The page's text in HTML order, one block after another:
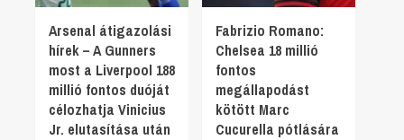
Arsenal átigazolási
hírek – A Gunners
most a Liverpool 188
millió fontos duóját
célozhatja Vinicius
Jr. elutasítása után
Fabrizio Romano:
Chelsea 18 millió
fontos
megállapodást
kötött Marc
Cucurella pótlására